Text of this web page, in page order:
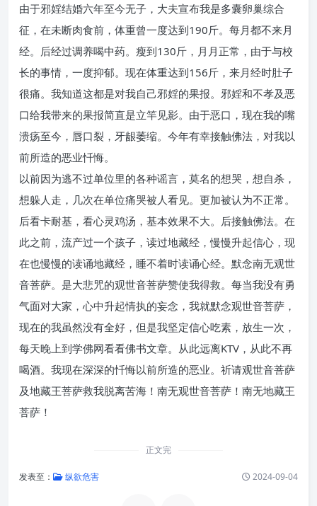
由于邪婬结婚六年至今无子，大夫宣布我是多囊卵巢综合
征，在未断肉食前，体重曾一度达到190斤。每月都不来月
经。后经过调养喝中药。瘦到130斤，月月正常，由于与校
长的事情，一度抑郁。现在体重达到156斤，来月经时肚子
很痛。我知道这都是对我自己邪婬的果报。邪婬和不孝及恶
口给我带来的果报简直是立竿见影。由于恶口，现在我的嘴
溃疡至今，唇口裂，牙龈萎缩。今年有幸接触佛法，对我以
前所造的恶业忏悔。
以前因为逃不过单位里的各种谣言，莫名的想哭，想自杀，
想躲人走，几次在单位痛哭被人看见。更加被认为不正常。
后看卡耐基，看心灵鸡汤，基本效果不大。后接触佛法。在
此之前，流产过一个孩子，读过地藏经，慢慢升起信心，现
在也慢慢的读诵地藏经，睡不着时读诵心经。默念南无观世
音菩萨。是大悲咒的观世音菩萨赞使我得救。每当我没有勇
气面对大家，心中升起情执的妄念，我就默念观世音菩萨，
现在的我虽然没有全好，但是我坚定信心吃素，放生一次，
每天晚上到学佛网看看佛书文章。从此远离KTV，从此不再
喝酒。我现在深深的忏悔以前所造的恶业。祈请观世音菩萨
及地藏王菩萨救我脱离苦海！南无观世音菩萨！南无地藏王
菩萨！
正文完
发表至： 纵欲危害 2024-09-04